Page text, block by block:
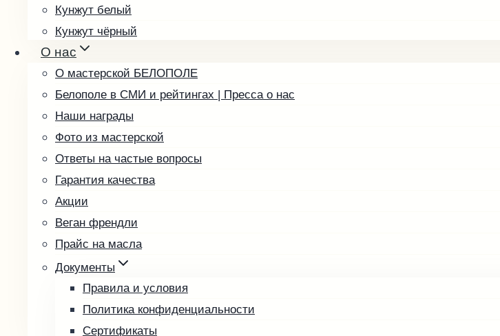
Кунжут белый
Кунжут чёрный
Льняное
Маковое
Миндальное
Облепиховое
Подсолнечное
Расторопша
Редечное
Рыжиковое
Тыквенное
Фундучное
Чиа
Чёрный тмин
Пробные наборы
Подарочные наборы
О нас
О мастерской БЕЛОПОЛЕ
Белополе в СМИ и рейтингах | Пресса о нас
Наши награды
Фото из мастерской
Ответы на частые вопросы
Гарантия качества
Акции
Веган френдли
Прайс на масла
Документы
Правила и условия
Политика конфиденциальности
Сертификаты